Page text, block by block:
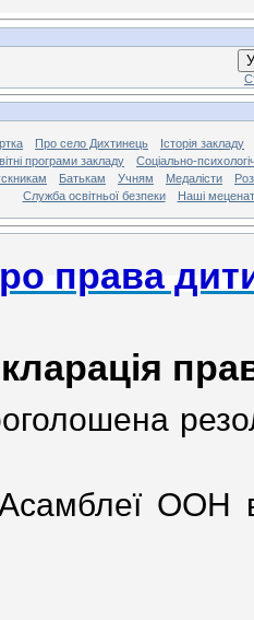
Про село Дихтинець
Історія закладу
програми закладу
Соціально-
Батькам Учням Медалісти
Служба освітньої безпеки
Наші
права
ООН